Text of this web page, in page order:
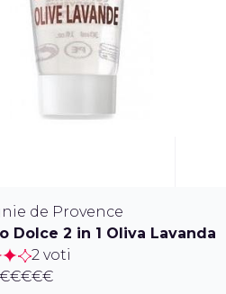
de Provence
Dolce 2 in 1 Oliva Lavanda
2 voti
€€€€€